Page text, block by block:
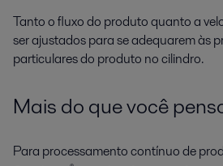
Tanto o fluxo do produto quanto a
ser ajustados para se adequarem às
particulares do produto no cilindro.
Mais do que você
Para processamento contínuo de